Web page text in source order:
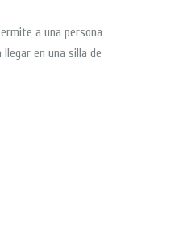
a una persona
en una silla de